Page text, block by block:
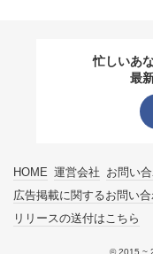
忙しいあ
最
HOME 運営会社 お問い
広告掲載に関するお問い
リリースの送付はこちら
© 2015 ~